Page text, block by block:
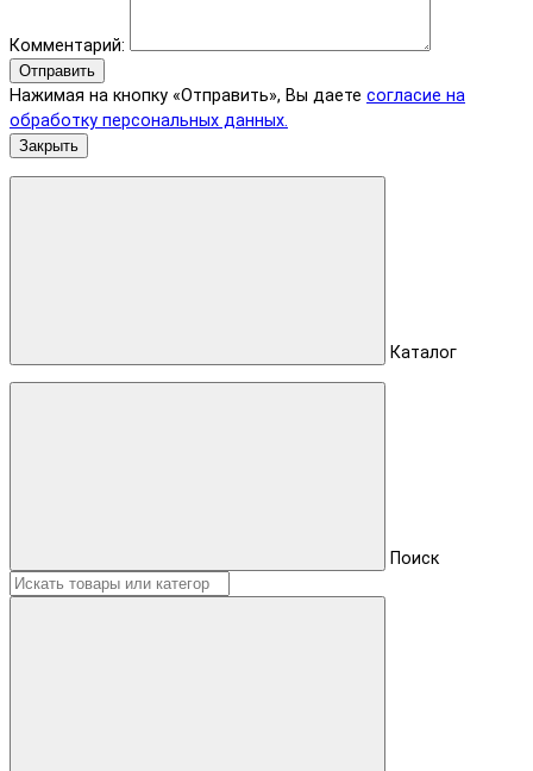
Комментарий:
Отправить
Нажимая на кнопку «Отправить», Вы даете согласие на
обработку персональных данных.
Закрыть
Каталог
Поиск